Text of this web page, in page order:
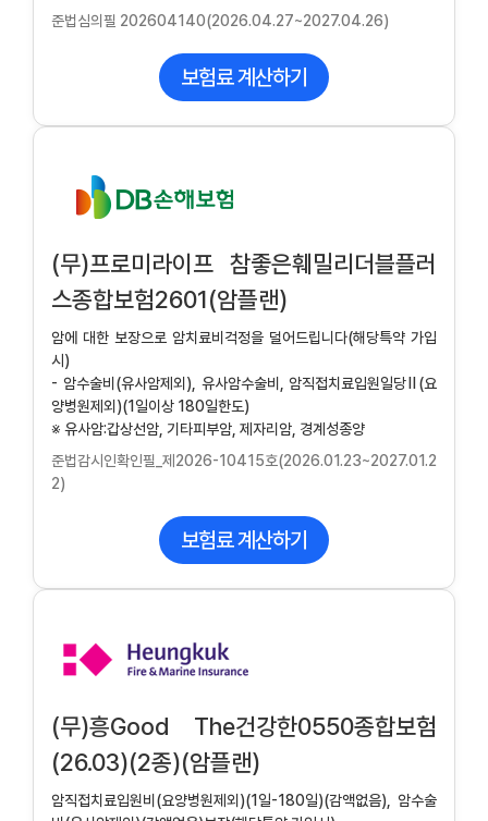
준법심의필 202604140(2026.04.27~2027.04.26)
보험료 계산하기
(무)프로미라이프 참좋은훼밀리더블플러
스종합보험2601(암플랜)
암에 대한 보장으로 암치료비걱정을 덜어드립니다(해당특약 가입
시)
- 암수술비(유사암제외), 유사암수술비, 암직접치료입원일당Ⅱ(요
양병원제외)(1일이상 180일한도)
※ 유사암:갑상선암, 기타피부암, 제자리암, 경계성종양
준법감시인확인필_제2026-10415호(2026.01.23~2027.01.2
2)
보험료 계산하기
(무)흥Good The건강한0550종합보험
(26.03)(2종)(암플랜)
암직접치료입원비(요양병원제외)(1일-180일)(감액없음), 암수술